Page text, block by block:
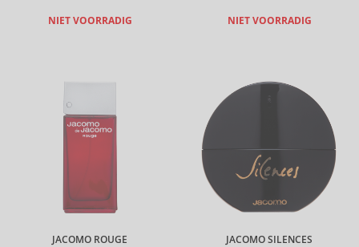
NIET VOORRADIG NIET VOORRADIG
JACOMO ROUGE JACOMO SILENCES